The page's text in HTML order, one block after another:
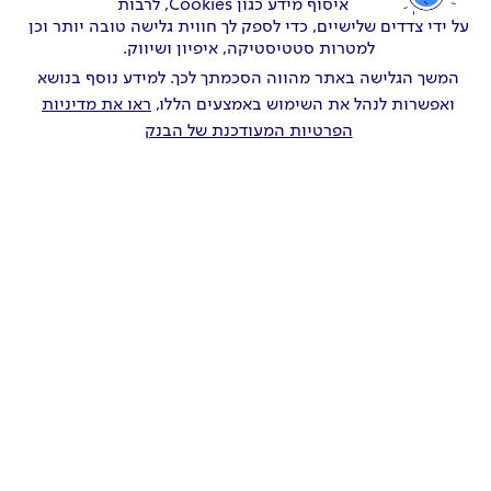
איסוף מידע כגון Cookies, לרבות
על ידי צדדים שלישיים, כדי לספק לך חווית גלישה טובה יותר וכן
למטרות סטטיסטיקה, איפיון ושיווק.
המשך הגלישה באתר מהווה הסכמתך לכך. למידע נוסף בנושא
ואפשרות לנהל את השימוש באמצעים הללו, ראו את מדיניות
הפרטיות המעודכנת של הבנק
איסוף מידע כגון Cookies, לרבות
על ידי צדדים שלישיים, כדי לספק לך חווית גלישה טובה יותר וכן
למטרות סטטיסטיקה, איפיון ושיווק.
המשך הגלישה באתר מהווה הסכמתך לכך. למידע נוסף בנושא
ואפשרות לנהל את השימוש באמצעים הללו, ראו את מדיניות
הפרטיות המעודכנת של הבנק
שיחה באנגלית בשעה 17:00